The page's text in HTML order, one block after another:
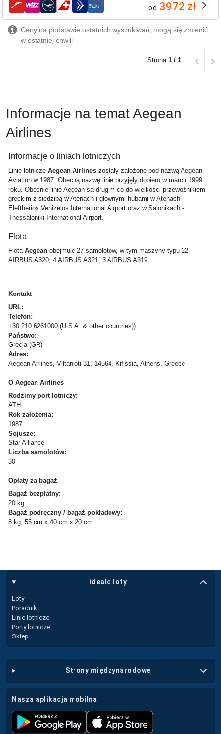
linie lotnicze od 3972 zł
Ceny na podstawie ostatnich wyszukiwań, mogą się zmienić
w ostatniej chwili
Strona 1 / 1
Informacje na temat Aegean
Airlines
Informacje o liniach lotniczych
Linie lotnicze Aegean Airlines zostały założone pod nazwą Aegean
Aviation w 1987. Obecną nazwę linie przyjęły dopiero w marcu 1999
roku. Obecnie linie Aegean są drugim co do wielkości przewoźnikiem
greckim z siedzibą w Atenach i głównymi hubami w Atenach -
Eleftherios Venizelos International Airport oraz w Salonikach -
Thessaloniki International Airport.
Flota
Flota Aegean obejmuje 27 samolotów, w tym maszyny typu 22
AIRBUS A320, 4 AIRBUS A321, 3 AIRBUS A319.
Kontakt
URL:
Telefon:
+30 210 6261000 (U.S.A. & other countries))
Państwo:
Grecja (GR)
Adres:
Aegean Airlines, Viltanioti 31, 14564, Kifissia, Athens, Greece
O Aegean Airlines
Rodzimy port lotniczy:
ATH
Rok założenia:
1987
Sojusze:
Star Alliance
Liczba samolotów:
30
Opłaty za bagaż
Bagaż bezpłatny:
20 kg
Bagaż podręczny / bagaż pokładowy:
8 kg, 55 cm x 40 cm x 20 cm
idealo loty
Loty
Poradnik
Linie lotnicze
Porty lotnicze
Sklep
strony międzynarodowe
nasza aplikacja mobilna